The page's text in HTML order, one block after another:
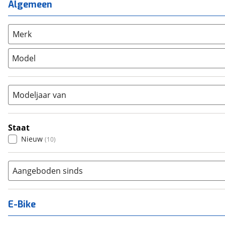
Overig (0)
Racefiets
Stadsfiets (9)
Tandem
Algemeen
Merk
Model
Modeljaar van
Staat
Nieuw (10)
Aangeboden sinds
E-Bike